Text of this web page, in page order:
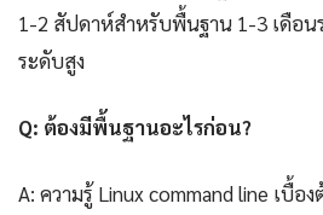
1-2 สัปดาห์สำหรับพื้นฐาน 1-3 เดือน
ระดับสูง
Q: ต้องมีพื้นฐานอะไรก่อน?
A: ความรู้ Linux command line เบื้อ